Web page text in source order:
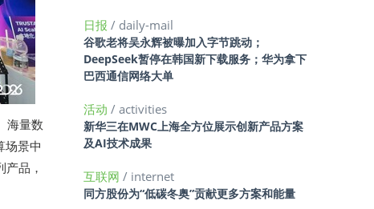
海量数
场景中
品，
日报 / daily-mail
谷歌老将吴永辉被曝加入字节跳动；
DeepSeek暂停在韩国新下载服务；华为拿下
巴西通信网络大单
活动 / activities
新华三在MWC上海全方位展示创新产品方案
及AI技术成果
互联网 / internet
同方股份为“低碳冬奥”贡献更多方案和能量